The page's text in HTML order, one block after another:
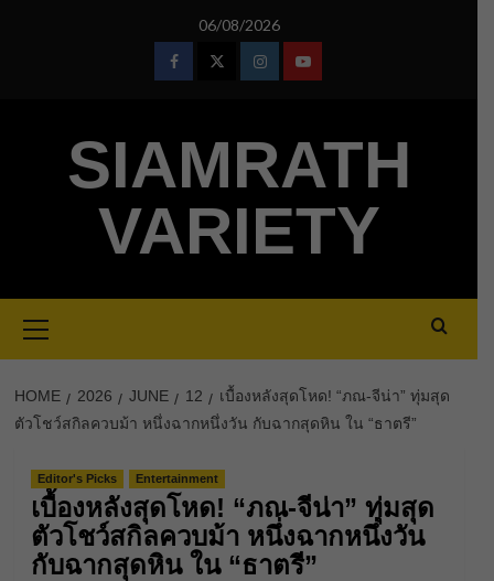
06/08/2026
FacebookTwitterInstagramYoutube
SIAMRATH
VARIETY
Menu
HOME 2026 JUNE 12
เบื้องหลังสุดโหด! “ภณ-จีน่า” ทุ่มสุด
ตัวโชว์สกิลควบม้า หนึ่งฉากหนึ่งวัน กับฉากสุดหิน ใน “ธาตรี”
Editor's Picks Entertainment
เบื้องหลังสุดโหด! “ภณ-จีน่า” ทุ่มสุด
ตัวโชว์สกิลควบม้า หนึ่งฉากหนึ่งวัน
กับฉากสุดหิน ใน “ธาตรี”